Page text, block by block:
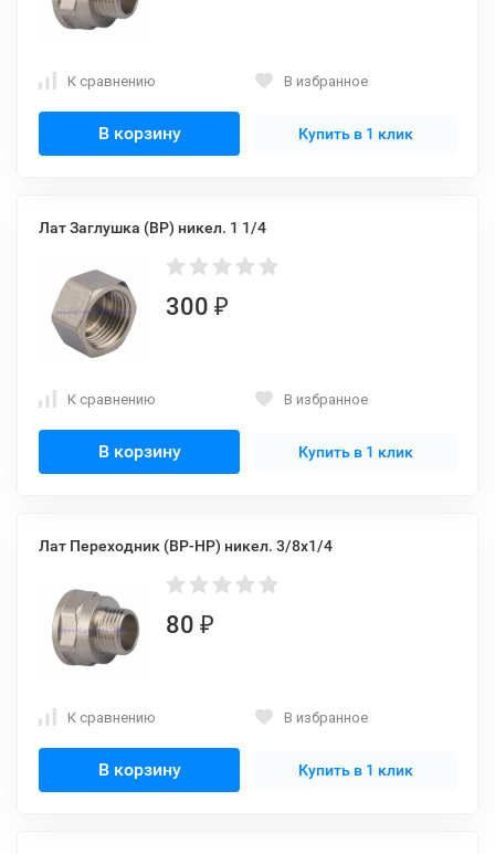
К сравнению В избранное
В корзину Купить в 1 клик
Лат Заглушка (ВР) никел. 1 1/4
300 ₽
К сравнению В избранное
В корзину Купить в 1 клик
Лат Переходник (ВР-НР) никел. 3/8x1/4
80 ₽
К сравнению В избранное
В корзину Купить в 1 клик